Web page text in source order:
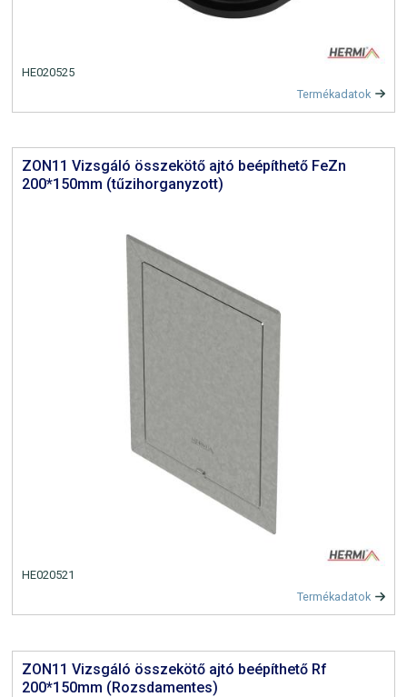
HE020525
Termékadatok
ZON11 Vizsgáló összekötő ajtó beépíthető FeZn
200*150mm (tűzihorganyzott)
HE020521
Termékadatok
ZON11 Vizsgáló összekötő ajtó beépíthető Rf
200*150mm (Rozsdamentes)